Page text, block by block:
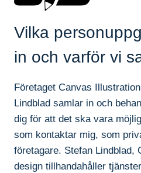
Vilka
in och varför vi
Företaget Canvas
Lindblad samlar in och
dig för att det ska vara
som kontaktar mig, som
företagare. Stefan Lindblad,
design tillhandahåller